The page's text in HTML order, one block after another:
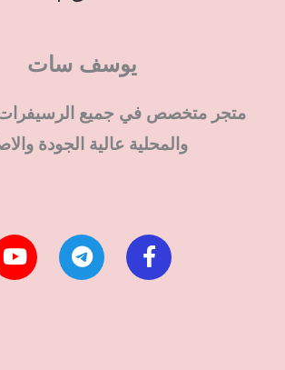
يوسف سات
متجر متخصص في جميع الرسيفرات
والمحلية عالية الجودة